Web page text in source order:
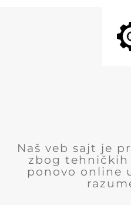
Naš veb sajt je
zbog tehničkih
ponovo online